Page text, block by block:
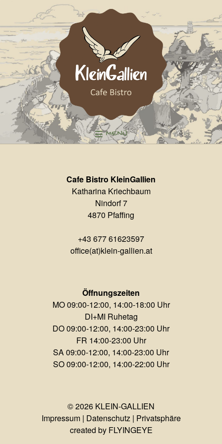
MENÜ
Cafe Bistro KleinGallien
Katharina Kriechbaum
Nindorf 7
4870 Pfaffing
+43 677 61623597
office(at)klein-gallien.at
Öffnungszeiten
MO 09:00-12:00, 14:00-18:00 Uhr
DI+MI Ruhetag
DO 09:00-12:00, 14:00-23:00 Uhr
FR 14:00-23:00 Uhr
SA 09:00-12:00, 14:00-23:00 Uhr
SO 09:00-12:00, 14:00-22:00 Uhr
© 2026 KLEIN-GALLIEN
Impressum| Datenschutz| Privatsphäre
created by FLYINGEYE